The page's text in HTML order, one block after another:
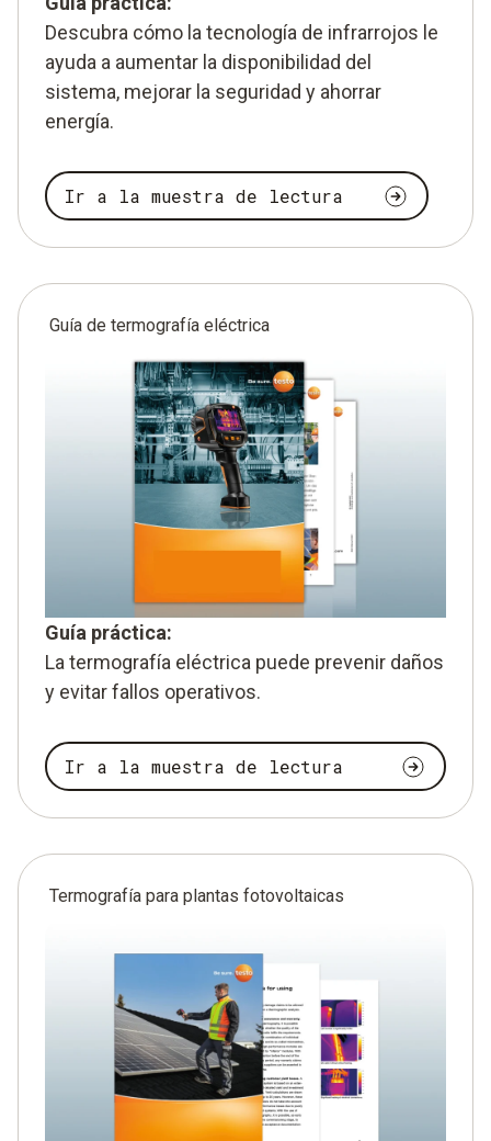
Descubra cómo la tecnología de infrarrojos le
ayuda a aumentar la disponibilidad del
sistema, mejorar la seguridad y ahorrar
energía.
Ir a la muestra de lectura
Guía de termografía eléctrica
Guía práctica:
La termografía eléctrica puede prevenir daños
y evitar fallos operativos.
Ir a la muestra de lectura
Termografía para plantas fotovoltaicas